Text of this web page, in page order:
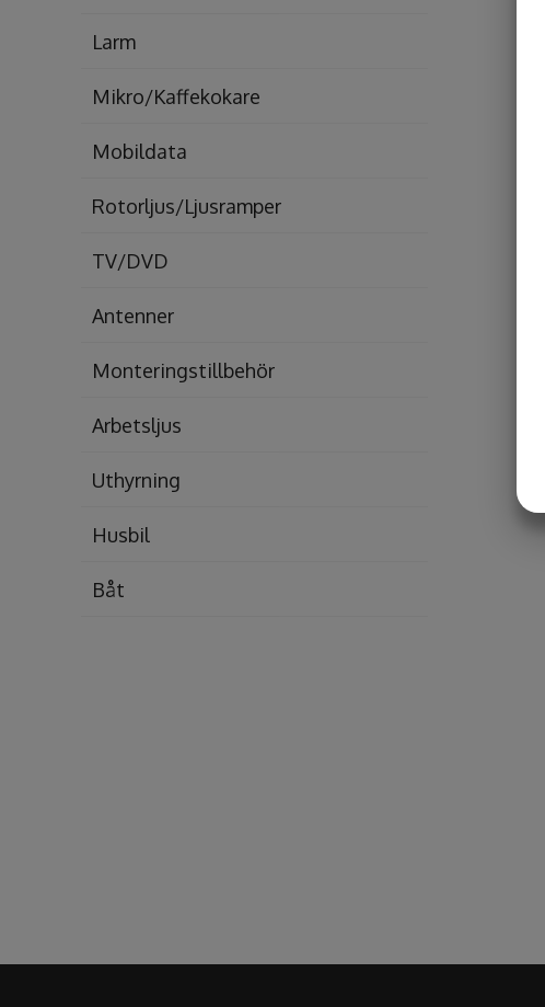
Larm
Mikro/Kaffekokare
Mobildata
Rotorljus/Ljusramper
TV/DVD
Antenner
Monteringstillbehör
Arbetsljus
Uthyrning
Husbil
Båt